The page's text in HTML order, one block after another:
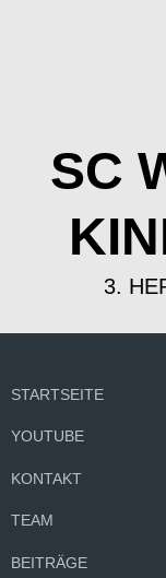
SC
3.
STARTSEITE
YOUTUBE
KONTAKT
TEAM
BEITRÄGE